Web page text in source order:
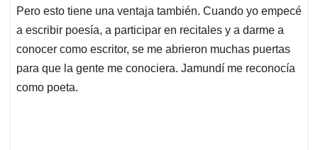
Pero esto tiene una ventaja también. Cuando yo empecé
a escribir poesía, a participar en recitales y a darme a
conocer como escritor, se me abrieron muchas puertas
para que la gente me conociera. Jamundí me reconocía
como poeta.